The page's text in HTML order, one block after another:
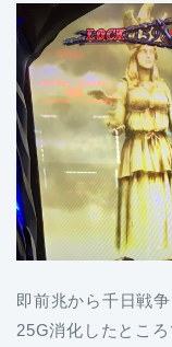
即前兆から千日戦
25G消化したとこ